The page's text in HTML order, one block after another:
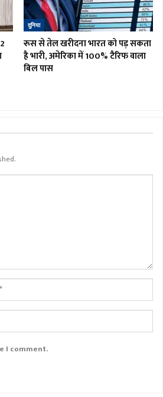
दुनिया
रूस से तेल खरीदना भारत को पड़ सकता
है भारी, अमेरिका में 100% टैरिफ वाला
बिल पास
I comment.